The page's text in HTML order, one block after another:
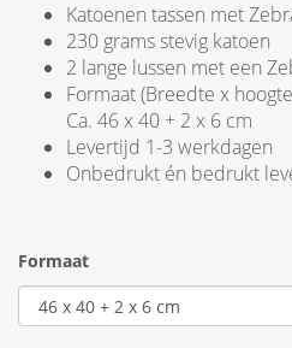
Katoenen tassen met
230 grams stevig katoen
2 lange lussen met een
Formaat (Breedte x
Ca. 46 x 40 + 2 x 6 cm
Levertijd 1-3 werkdagen
Onbedrukt én bedrukt
Formaat